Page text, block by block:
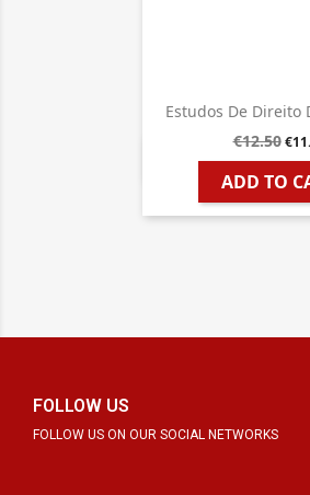
Estudos De Direito
€12.50
ADD TO
 Quick
FOLLOW US
FOLLOW US ON OUR SOCIAL NETWORKS